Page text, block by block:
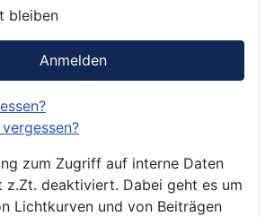
bleiben
Anmelden
zum Zugriff auf interne Daten
z.Zt. deaktiviert. Dabei geht es um
Lichtkurven und von Beiträgen